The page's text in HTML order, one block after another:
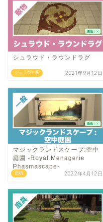
シュラウド系
シュラウド・ラウンドラグ
2021年9月12日
照明
マジックランドスケープ:空中
庭園 -Royal Menagerie
Phasmascape-
2022年4月12日